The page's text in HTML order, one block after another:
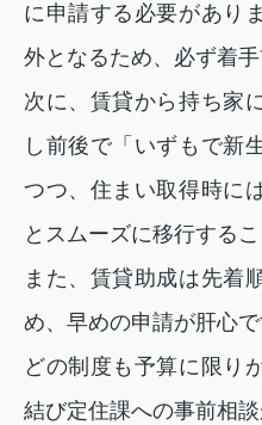
に申請する必要があり
外となるため、必ず着
次に、賃貸から持ち家
し前後で「いずもで新
つつ、住まい取得時に
とスムーズに移行するこ
また、賃貸助成は先着
め、早めの申請が肝心で
どの制度も予算に限り
結び定住課への事前相談